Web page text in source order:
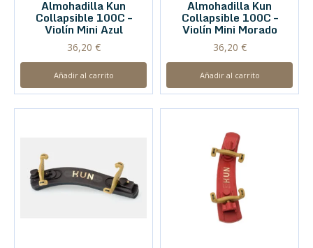
Almohadilla Kun
Collapsible 100C –
Violín Mini Azul
36,20 €
Añadir al carrito
Almohadilla Kun
Collapsible 100C –
Violín Mini Morado
36,20 €
Añadir al carrito